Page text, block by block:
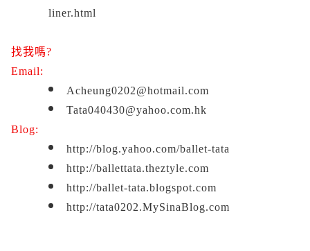
liner.html
找我嗎?
Email:
Acheung0202@hotmail.com
Tata040430@yahoo.com.hk
Blog:
http://blog.yahoo.com/ballet-tata
http://ballettata.theztyle.com
http://ballet-tata.blogspot.com
http://tata0202.MySinaBlog.com